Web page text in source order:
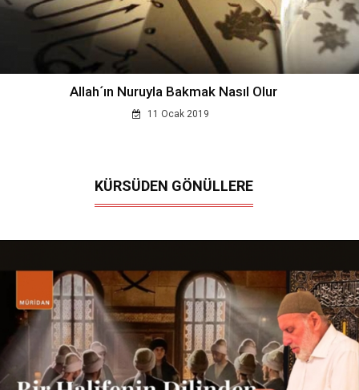
Allah´ın Nuruyla Bakmak Nasıl Olur
11 Ocak 2019
KÜRSÜDEN GÖNÜLLERE